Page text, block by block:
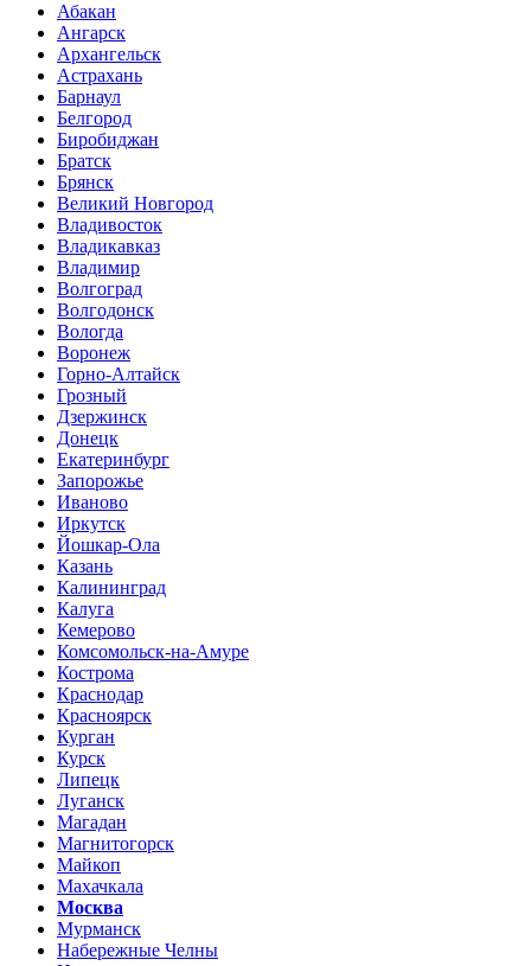
Абакан
Ангарск
Архангельск
Астрахань
Барнаул
Белгород
Биробиджан
Братск
Брянск
Великий Новгород
Владивосток
Владикавказ
Владимир
Волгоград
Волгодонск
Вологда
Воронеж
Горно-Алтайск
Грозный
Дзержинск
Донецк
Екатеринбург
Запорожье
Иваново
Иркутск
Йошкар-Ола
Казань
Калининград
Калуга
Кемерово
Комсомольск-на-Амуре
Кострома
Краснодар
Красноярск
Курган
Курск
Липецк
Луганск
Магадан
Магнитогорск
Майкоп
Махачкала
Москва
Мурманск
Набережные Челны